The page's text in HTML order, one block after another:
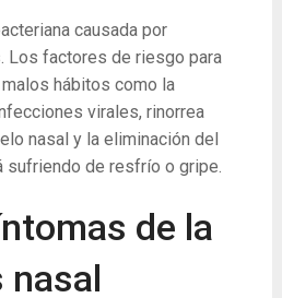
causada por
Los factores de riesgo para
hábitos como la
virales, rinorrea
nasal y la eliminación del
sufriendo de resfrío o gripe.
de la